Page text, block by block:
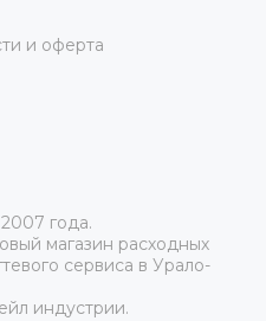
и оферта
года.
магазин расходных
сервиса в Урало-
индустрии.